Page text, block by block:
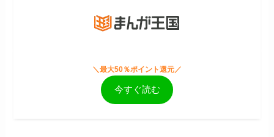
＼最大50％ポイント還元／
今すぐ読む